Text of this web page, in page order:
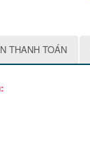
THANH TOÁN